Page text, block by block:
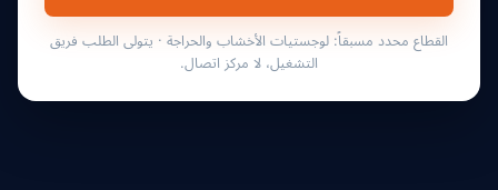
القطاع محدد مسبقاً: لوجستيات الأخشاب والحراجة · يتولى الطلب فريق
التشغيل، لا مركز اتصال.